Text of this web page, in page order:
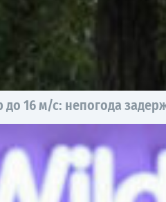
16 м/с: непогода